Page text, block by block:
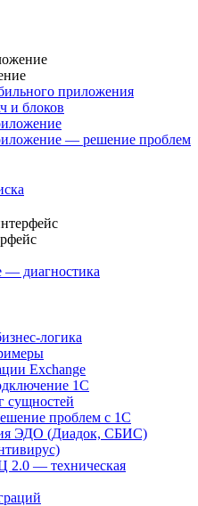
приложения
и блоков
— решение проблем
— диагностика
логика
Exchange
1С
проблем с 1С
ЭДО (Диадок, СБИС)
2.0 — техническая